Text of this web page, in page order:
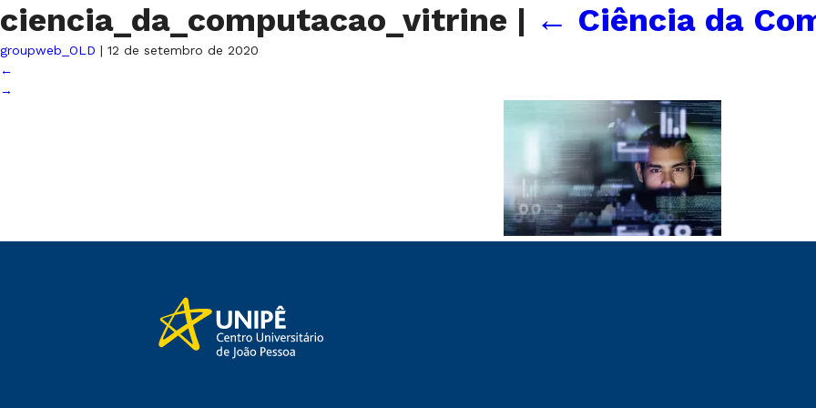
ciencia_da_computacao_vitrine | ← Ciência da
groupweb_OLD | 12 de setembro de 2020
←
→